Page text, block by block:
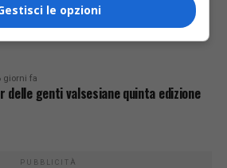
giorni fa
Gessi Summer Excellence 2026
giorni fa
delle genti valsesiane quinta edizione
PUBBLICITÀ
le opzioni